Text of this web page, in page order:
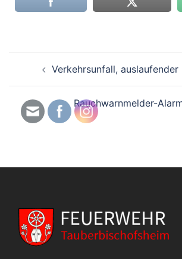
Verkehrsunfall,
Rauchwarnmelder-